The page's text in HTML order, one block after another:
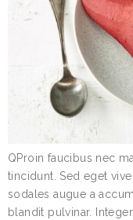
QProin faucibus nec
tincidunt. Sed eget
sodales augue a
blandit pulvinar.